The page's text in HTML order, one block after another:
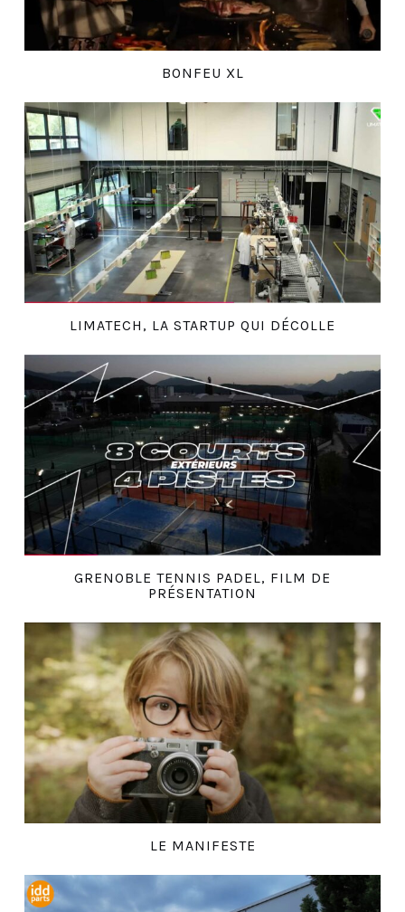
BONFEU XL
LIMATECH, LA STARTUP QUI DÉCOLLE
GRENOBLE TENNIS PADEL, FILM DE
PRÉSENTATION
LE MANIFESTE